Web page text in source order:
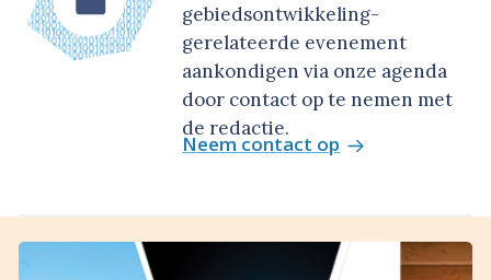
gebiedsontwikkeling-
gerelateerde evenement
aankondigen via onze agenda
door contact op te nemen met
de redactie.
Neem contact op